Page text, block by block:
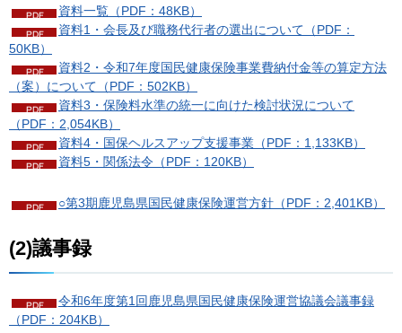
資料一覧（PDF：48KB）
資料1・会長及び職務代行者の選出について（PDF：
50KB）
資料2・令和7年度国民健康保険事業費納付金等の算定方法
（案）について（PDF：502KB）
資料3・保険料水準の統一に向けた検討状況について
（PDF：2,054KB）
資料4・国保ヘルスアップ支援事業（PDF：1,133KB）
資料5・関係法令（PDF：120KB）
○第3期鹿児島県国民健康保険運営方針（PDF：2,401KB）
(2)議事録
令和6年度第1回鹿児島県国民健康保険運営協議会議事録
（PDF：204KB）